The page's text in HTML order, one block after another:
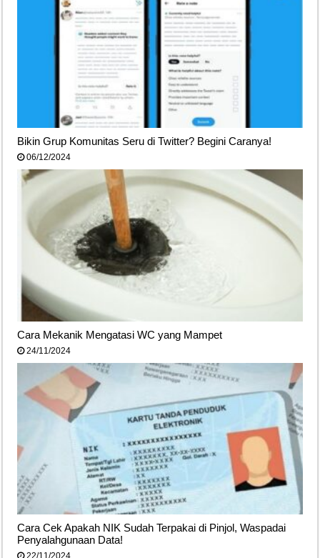
Bikin Grup Komunitas Seru di Twitter? Begini Caranya!
06/12/2024
Cara Mekanik Mengatasi WC yang Mampet
24/11/2024
Cara Cek Apakah NIK Sudah Terpakai di Pinjol, Waspadai
Penyalahgunaan Data!